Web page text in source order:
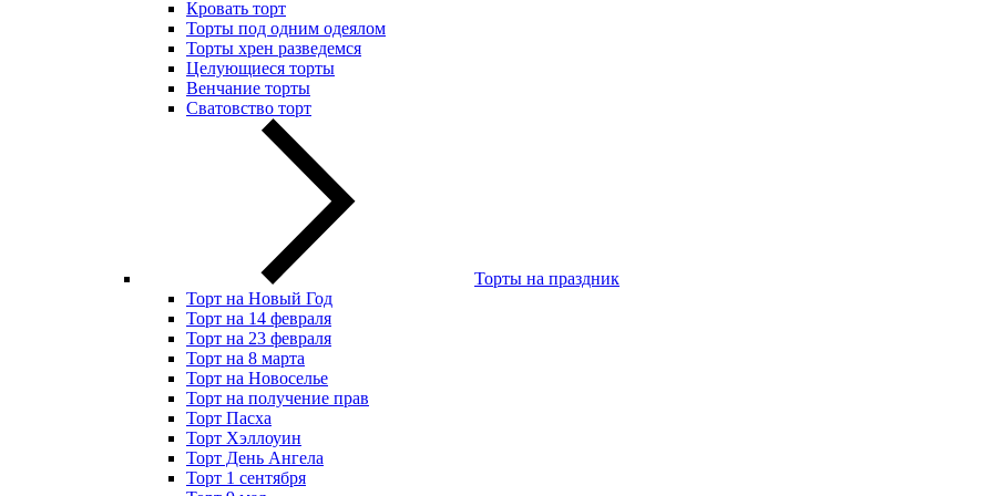
Кровать торт
Торты под одним одеялом
Торты хрен разведемся
Целующиеся торты
Венчание торты
Сватовство торт
Торты на праздник
Торт на Новый Год
Торт на 14 февраля
Торт на 23 февраля
Торт на 8 марта
Торт на Новоселье
Торт на получение прав
Торт Пасха
Торт Хэллоуин
Торт День Ангела
Торт 1 сентября